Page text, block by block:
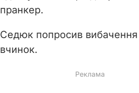
пранкер.
Седюк попросив вибачення
вчинок.